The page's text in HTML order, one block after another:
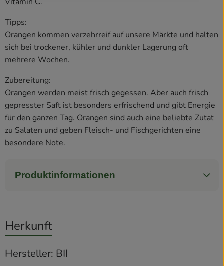
Tipps:
Orangen kommen verzehrreif auf unsere Märkte und halten
sich bei trockener, kühler und dunkler Lagerung oft
mehrere Wochen.
Zubereitung:
Orangen werden meist frisch gegessen. Aber auch frisch
gepresster Saft ist besonders erfrischend und gibt Energie
für den ganzen Tag. Orangen sind auch eine beliebte Zutat
zu Salaten und geben Fleisch- und Fischgerichten eine
besondere Note.
Produktinformationen
Herkunft
Hersteller: BII